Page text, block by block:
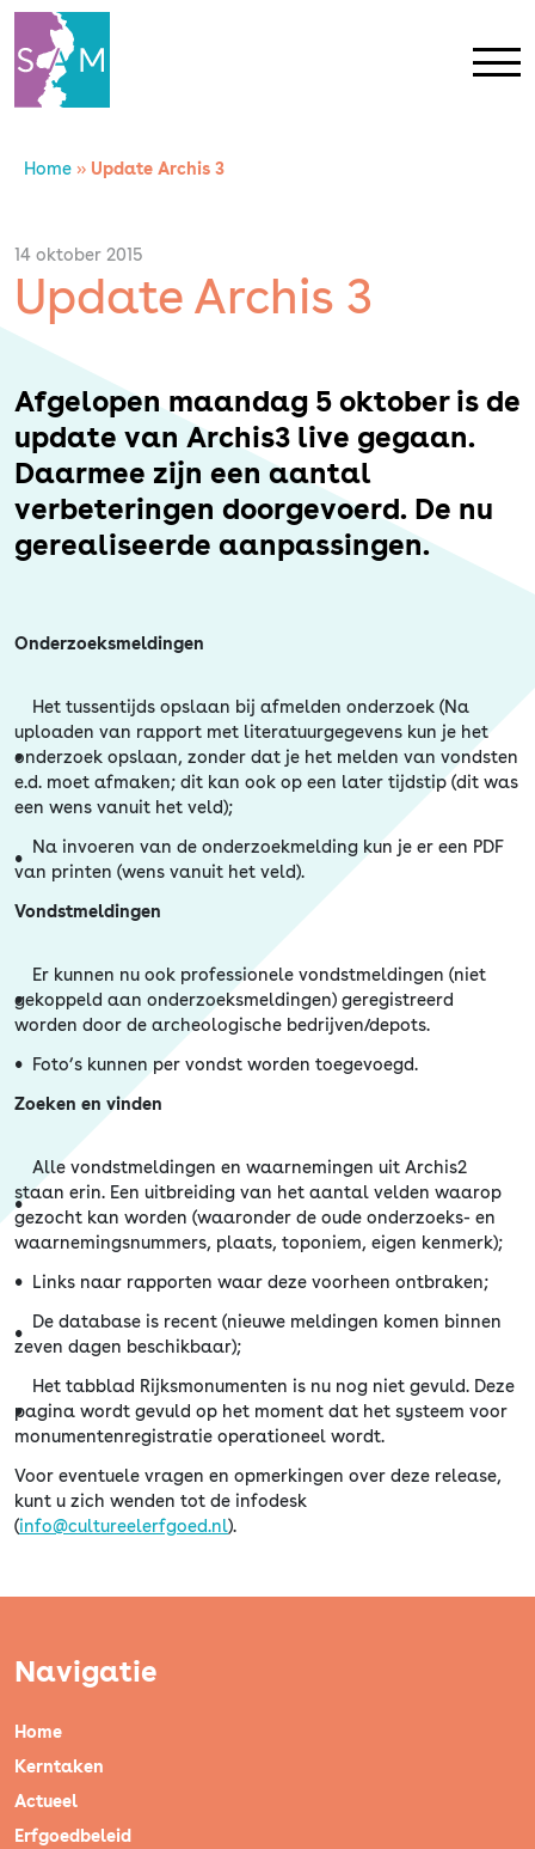
Home
Contact
Actueel
Overheid
Erfgoed
Home » Update Archis 3
14 oktober 2015
Update Archis 3
Afgelopen maandag 5 oktober is de
update van Archis3 live gegaan.
Daarmee zijn een aantal
verbeteringen doorgevoerd. De nu
gerealiseerde aanpassingen.
Onderzoeksmeldingen
Het tussentijds opslaan bij afmelden onderzoek (Na
uploaden van rapport met literatuurgegevens kun je het
onderzoek opslaan, zonder dat je het melden van vondsten
e.d. moet afmaken; dit kan ook op een later tijdstip (dit was
een wens vanuit het veld);
Na invoeren van de onderzoekmelding kun je er een PDF
van printen (wens vanuit het veld).
Vondstmeldingen
Er kunnen nu ook professionele vondstmeldingen (niet
gekoppeld aan onderzoeksmeldingen) geregistreerd
worden door de archeologische bedrijven/depots.
Foto’s kunnen per vondst worden toegevoegd.
Zoeken en vinden
Alle vondstmeldingen en waarnemingen uit Archis2
staan erin. Een uitbreiding van het aantal velden waarop
gezocht kan worden (waaronder de oude onderzoeks- en
waarnemingsnummers, plaats, toponiem, eigen kenmerk);
Links naar rapporten waar deze voorheen ontbraken;
De database is recent (nieuwe meldingen komen binnen
zeven dagen beschikbaar);
Het tabblad Rijksmonumenten is nu nog niet gevuld. Deze
pagina wordt gevuld op het moment dat het systeem voor
monumentenregistratie operationeel wordt.
Voor eventuele vragen en opmerkingen over deze release,
kunt u zich wenden tot de infodesk
(info@cultureelerfgoed.nl).
Navigatie
Home
Kerntaken
Actueel
Erfgoedbeleid